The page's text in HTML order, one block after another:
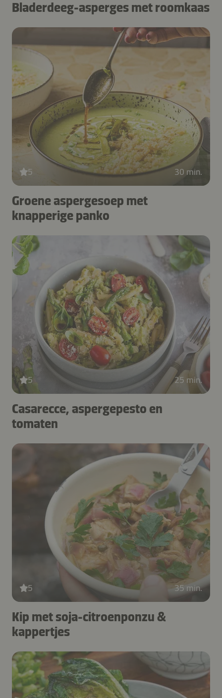
Bladerdeeg-asperges met roomkaas
5 30 min.
Groene aspergesoep met
knapperige panko
5 25 min.
Casarecce, aspergepesto en
tomaten
5 35 min.
Kip met soja-citroenponzu &
kappertjes